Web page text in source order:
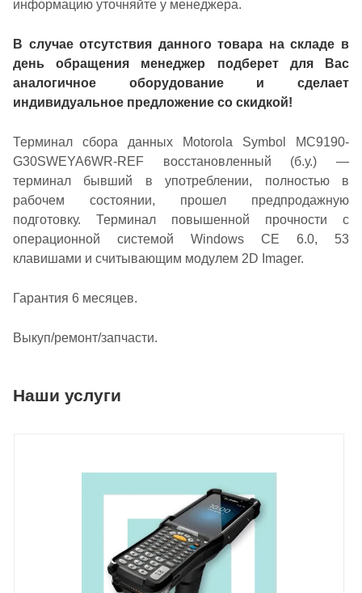
информацию уточняйте у менеджера.
В случае отсутствия данного товара на складе в
день обращения менеджер подберет для Вас
аналогичное оборудование и сделает
индивидуальное предложение со скидкой!
Терминал сбора данных Motorola Symbol MC9190-
G30SWEYA6WR-REF восстановленный (б.у.) —
терминал бывший в употреблении, полностью в
рабочем состоянии, прошел предпродажную
подготовку. Терминал повышенной прочности с
операционной системой Windows CE 6.0, 53
клавишами и считывающим модулем 2D Imager.
Гарантия 6 месяцев.
Выкуп/ремонт/запчасти.
Наши услуги